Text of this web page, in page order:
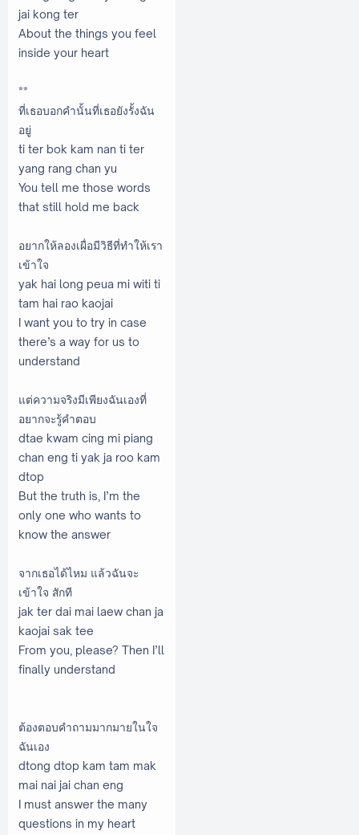
jai kong ter
About the things you feel
inside your heart
**
ที่เธอบอกคำนั้นที่เธอยังรั้งฉัน
อยู่
ti ter bok kam nan ti ter
yang rang chan yu
You tell me those words
that still hold me back
อยากให้ลองเผื่อมีวิธีที่ทำให้เรา
เข้าใจ
yak hai long peua mi witi ti
tam hai rao kaojai
I want you to try in case
there’s a way for us to
understand
แต่ความจริงมีเพียงฉันเองที่
อยากจะรู้คำตอบ
dtae kwam cing mi piang
chan eng ti yak ja roo kam
dtop
But the truth is, I’m the
only one who wants to
know the answer
จากเธอได้ไหม แล้วฉันจะ
เข้าใจ สักที
jak ter dai mai laew chan ja
kaojai sak tee
From you, please? Then I’ll
finally understand
ต้องตอบคำถามมากมายในใจ
ฉันเอง
dtong dtop kam tam mak
mai nai jai chan eng
I must answer the many
questions in my heart